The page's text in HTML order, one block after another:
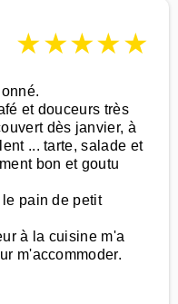
★★★★★
et douceurs très
dès janvier, à
... tarte, salade et
bon et goutu
pain de petit
à la cuisine m'a
m'accommoder.